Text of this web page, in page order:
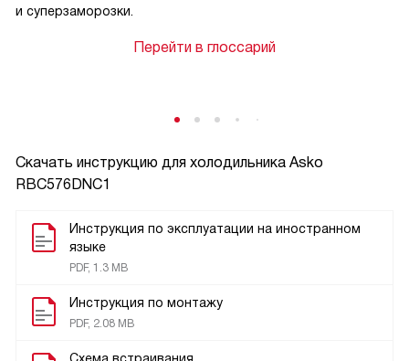
Скачать инструкцию для холодильника Asko
RBC576DNC1
Инструкция по эксплуатации на иностранном
языке
PDF, 1.3 MB
Инструкция по монтажу
PDF, 2.08 MB
и суперзаморозки.
Перейти в глоссарий